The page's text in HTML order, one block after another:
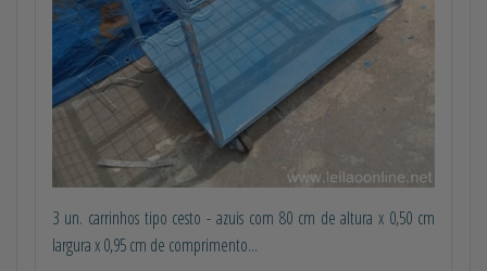
3 un. carrinhos tipo cesto - azuis com 80 cm de altura x 0,50 cm
largura x 0,95 cm de comprimento...